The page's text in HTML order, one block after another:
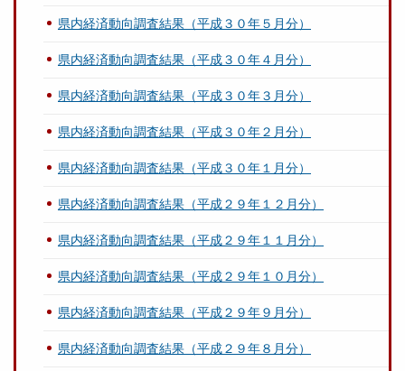
県内経済動向調査結果（平成３０年５月分）
県内経済動向調査結果（平成３０年４月分）
県内経済動向調査結果（平成３０年３月分）
県内経済動向調査結果（平成３０年２月分）
県内経済動向調査結果（平成３０年１月分）
県内経済動向調査結果（平成２９年１２月分）
県内経済動向調査結果（平成２９年１１月分）
県内経済動向調査結果（平成２９年１０月分）
県内経済動向調査結果（平成２９年９月分）
県内経済動向調査結果（平成２９年８月分）